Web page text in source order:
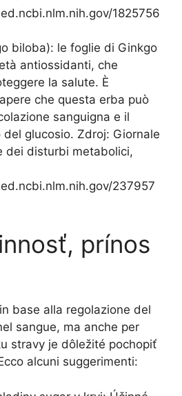
1825756
biloba): le foglie di Ginkgo
antiossidanti, che
la salute. È
che questa erba può
sanguigna e il
glucosio. Zdroj: Giornale
dei disturbi metabolici,
237957
prínos
base alla regolazione del
sangue, ma anche per
stravy je dôležité pochopiť
alcuni suggerimenti: